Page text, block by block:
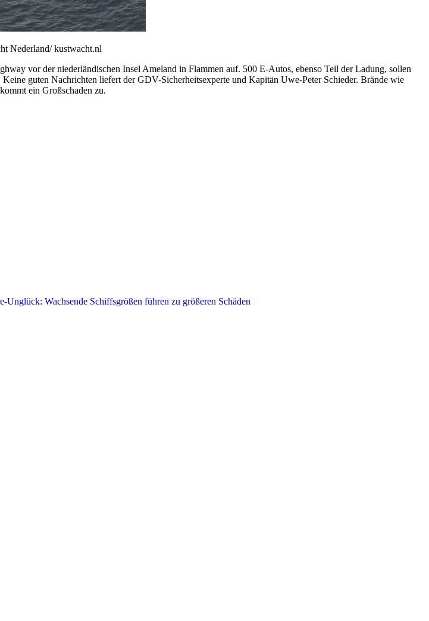
Nederland/ kustwacht.nl
vor der niederländischen Insel Ameland in Flammen auf. 500 E-Autos, ebenso Teil der Ladung, sollen
guten Nachrichten liefert der GDV-Sicherheitsexperte und Kapitän Uwe-Peter Schieder. Brände wie
ein Großschaden zu.